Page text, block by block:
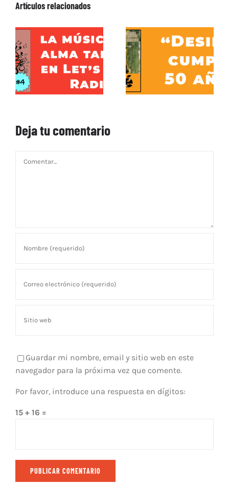
Artículos relacionados
Deja tu comentario
Comentar
Guardar mi nombre, email y sitio web en este
navegador para la próxima vez que comente.
Por favor, introduce una respuesta en dígitos:
15 + 16 =